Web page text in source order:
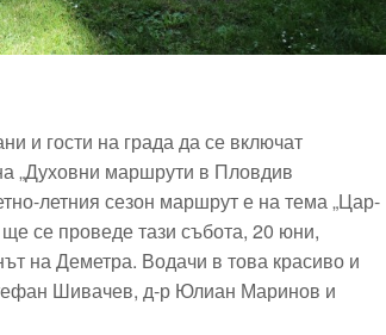
и гости на града да се включат
„Духовни маршрути в Пловдив
летния сезон маршрут е на тема „Цар-
ще се проведе тази събота, 20 юни,
на Деметра. Водачи в това красиво и
Шивачев, д-р Юлиан Маринов и